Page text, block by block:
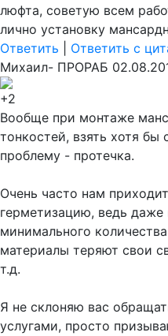
люфта, советую всем
лично установку
Ответить
Ответить с
Михаил- ПРОРАБ
+2
Вообще при монтаже
тонкостей, взять хотя
проблему - протечка.
Очень часто нам
герметизацию, ведь даже
минимального
материалы теряют свои
т.д.
Я не склоняю вас
услугами, просто